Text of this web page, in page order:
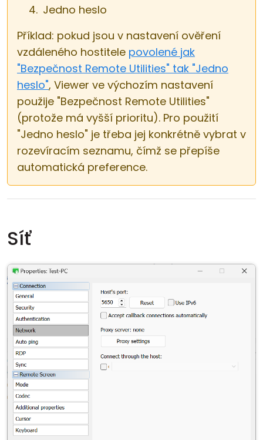
Jedno heslo
Příklad: pokud jsou v nastavení ověření
vzdáleného hostitele povolené jak
"Bezpečnost Remote Utilities" tak "Jedno
heslo", Viewer ve výchozím nastavení
použije "Bezpečnost Remote Utilities"
(protože má vyšší prioritu). Pro použití
"Jedno heslo" je třeba jej konkrétně vybrat v
rozevíracím seznamu, čímž se přepíše
automatická preference.
Síť